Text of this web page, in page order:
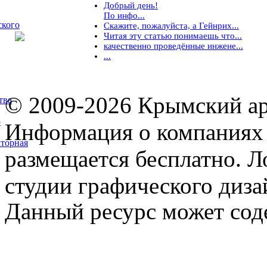
Добрый день!
По инфо...
Скажите, пожалуйста, а Гейнрих...
Читая эту статью понимаешь что...
качественно проведённые инжене...
...
© 2009-2026 Крымский
Информация о компаниях
размещается бесплатно.
студии графического
Данный ресурс может